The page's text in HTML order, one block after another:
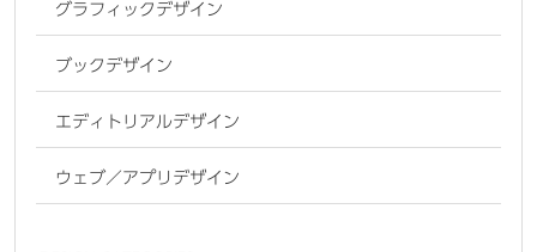
グラフィックデザイン
ブックデザイン
エディトリアルデザイン
ウェブ／アプリデザイン